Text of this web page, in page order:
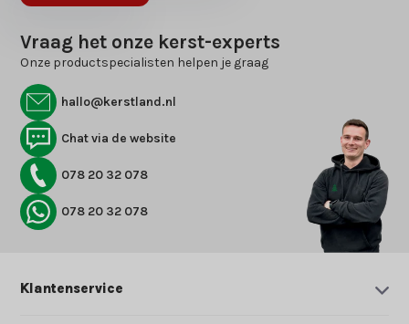
Vraag het onze kerst-experts
Onze productspecialisten helpen je graag
hallo@kerstland.nl
Chat via de website
078 20 32 078
078 20 32 078
Klantenservice